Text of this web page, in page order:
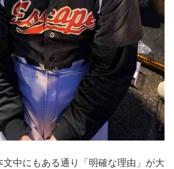
文中にもある通り「明確な理由」が大